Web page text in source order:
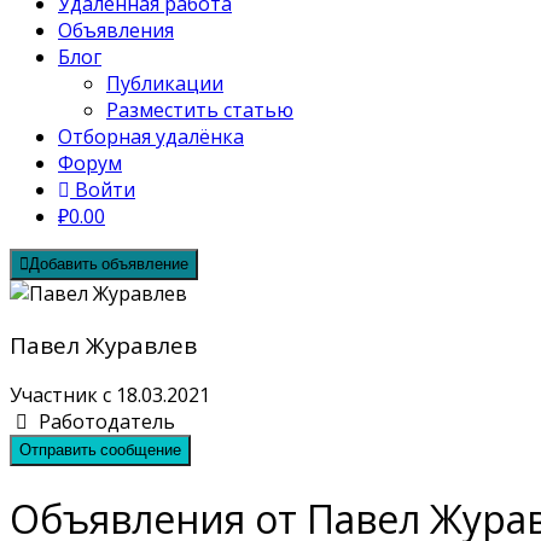
Объявления
Блог
Публикации
Разместить статью
Отборная удалёнка
Форум
Войти
₽0.00
Добавить объявление
Павел Журавлев
Участник с 18.03.2021
Работодатель
Отправить сообщение
Объявления от Павел